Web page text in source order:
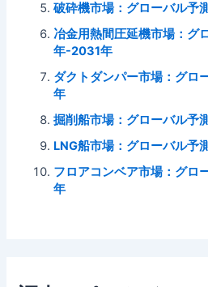
破砕機市場：グローバル予
冶金用熱間圧延機市場：グ
年-2031年
ダクトダンパー市場：グ
年
掘削船市場：グローバル予
LNG船市場：グローバル
フロアコンベア市場：グ
年